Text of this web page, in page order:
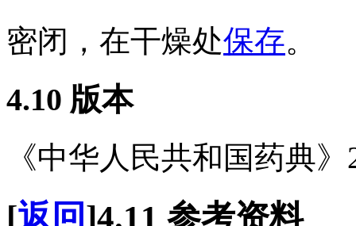
密闭，在干燥处保存。
4.10 版本
《中华人民共和国药典
[返回]4.11 参考资料